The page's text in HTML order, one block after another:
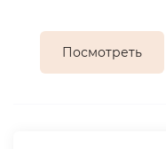
Посмотреть